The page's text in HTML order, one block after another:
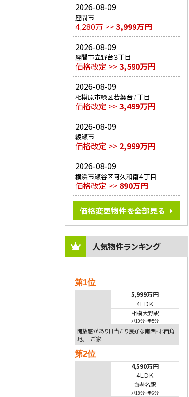
2026-08-09
座間市
4,280万 >>3,999万円
2026-08-09
座間市立野台３丁目
価格改定 >>3,590万円
2026-08-09
相模原市緑区若葉台７丁目
価格改定 >>3,499万円
2026-08-09
綾瀬市
価格改定 >> 2,999万円
2026-08-09
横浜市瀬谷区阿久和南４丁目
価格改定 >> 890万円
価格変更物件を全部見る
人気物件ランキング
第1位
5,999万円
4ＬＤＫ
相模大野駅
バ10分・歩5分
開放感があり日当たり良好な南西・北西角
地。 ご家…
第2位
4,590万円
4ＬＤＫ
海老名駅
バ18分・歩6分